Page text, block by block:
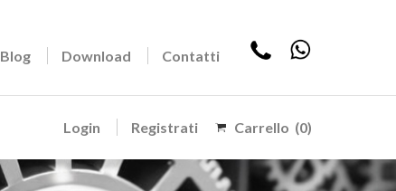
Blog Download Contatti
Login Registrati Carrello (0)